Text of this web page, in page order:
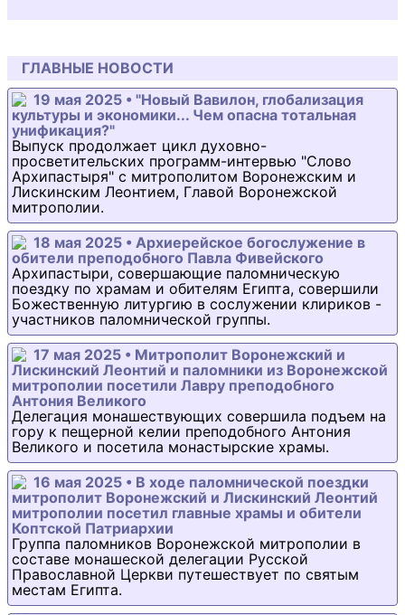
ГЛАВНЫЕ НОВОСТИ
19 мая 2025 • "Новый Вавилон, глобализация
культуры и экономики... Чем опасна тотальная
унификация?"
Выпуск продолжает цикл духовно-
просветительских программ-интервью "Слово
Архипастыря" с митрополитом Воронежским и
Лискинским Леонтием, Главой Воронежской
митрополии.
18 мая 2025 • Архиерейское богослужение в
обители преподобного Павла Фивейского
Архипастыри, совершающие паломническую
поездку по храмам и обителям Египта, совершили
Божественную литургию в сослужении клириков -
участников паломнической группы.
17 мая 2025 • Митрополит Воронежский и
Лискинский Леонтий и паломники из Воронежской
митрополии посетили Лавру преподобного
Антония Великого
Делегация монашествующих совершила подъем на
гору к пещерной келии преподобного Антония
Великого и посетила монастырские храмы.
16 мая 2025 • В ходе паломнической поездки
митрополит Воронежский и Лискинский Леонтий
митрополии посетил главные храмы и обители
Коптской Патриархии
Группа паломников Воронежской митрополии в
составе монашеской делегации Русской
Православной Церкви путешествует по святым
местам Египта.